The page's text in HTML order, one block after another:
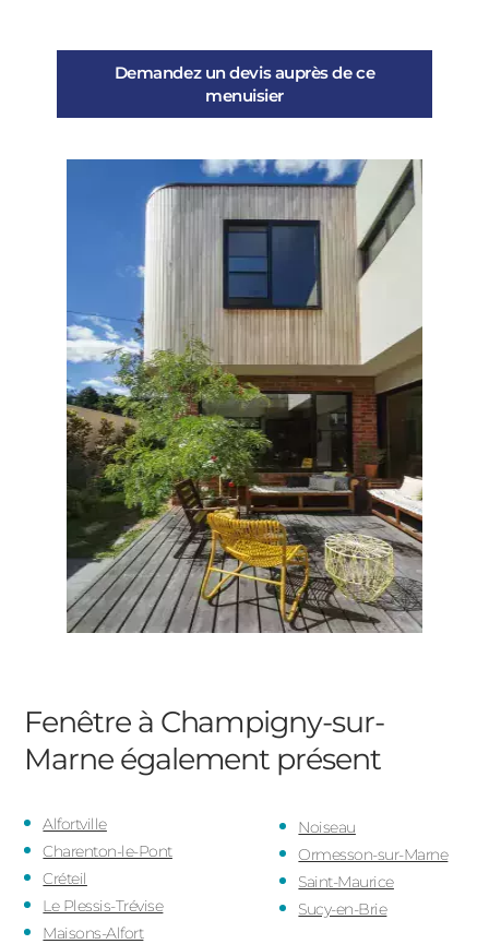
Demandez un devis auprès de ce
menuisier
Fenêtre à Champigny-sur-
Marne également présent
Alfortville
Charenton-le-Pont
Créteil
Le Plessis-Trévise
Maisons-Alfort
Noiseau
Ormesson-sur-Marne
Saint-Maurice
Sucy-en-Brie